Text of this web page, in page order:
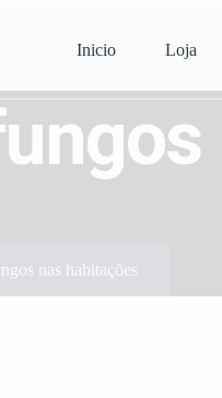
Inicio Loja
nas habitações